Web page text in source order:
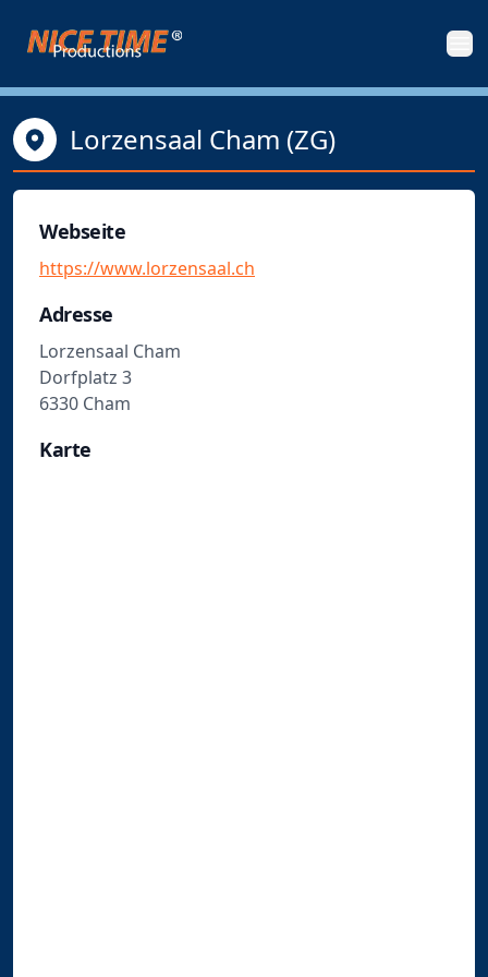
Nice Time Productions
Lorzensaal Cham (ZG)
Webseite
https://www.lorzensaal.ch
Adresse
Lorzensaal Cham
Dorfplatz 3
6330 Cham
Karte